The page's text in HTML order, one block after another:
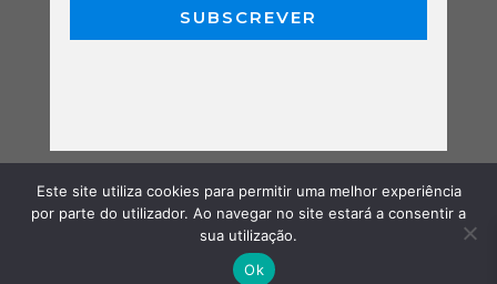
SUBSCREVER
Este site utiliza cookies para permitir uma melhor experiência
por parte do utilizador. Ao navegar no site estará a consentir a
sua utilização.
Ok